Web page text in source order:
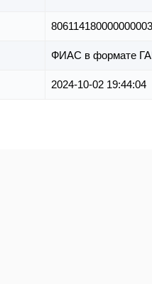
ФИАС в формате
2024-10-02 19:44:04